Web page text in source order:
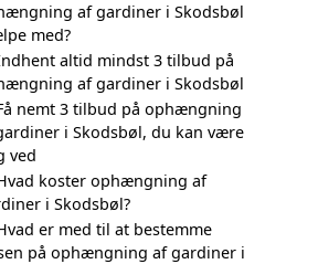
af gardiner i Skodsbøl
med?
altid mindst 3 tilbud på
af gardiner i Skodsbøl
nemt 3 tilbud på ophængning
i Skodsbøl, du kan være
ved
koster ophængning af
i Skodsbøl?
er med til at bestemme
på ophængning af gardiner i